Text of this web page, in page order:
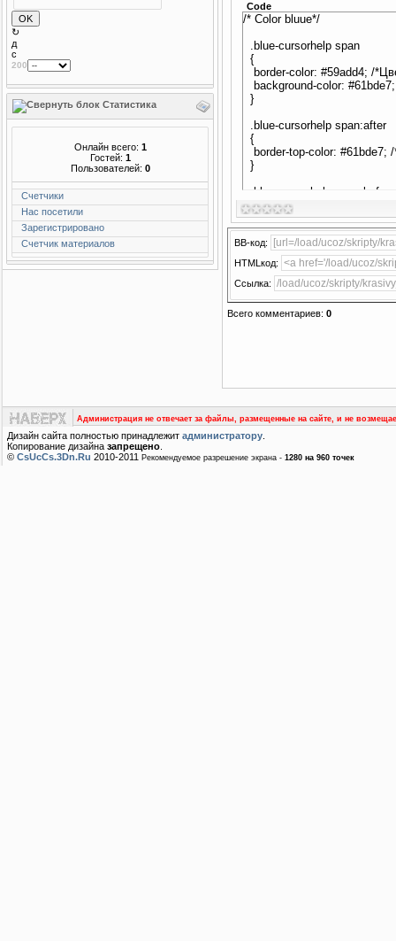
↻
д
c
200
Статистика
Онлайн всего: 1
Гостей: 1
Пользователей: 0
Счетчики
Нас посетили
Зарегистрировано
Счетчик материалов
Code
/* Color bluue*/
.blue-cursorhelp span
{
border-color: #59add4; /
background-color:
}
.blue-cursorhelp span:after
{
border-top-color: #61bde7;
}
.blue-cursorhelp
{
border-top-color: #59add4;
}
BB-код:
HTMLкод:
Ссылка:
Всего комментариев: 0
Администрация не отвечает за файлы, размещенные на сайте, и не
Дизайн сайта полностью принадлежит администратору
Копирование дизайна запрещено
© CsUcCs.3Dn.Ru 2010-2011 Рекомендуемое разрешение экрана - 1280 на 960 точек